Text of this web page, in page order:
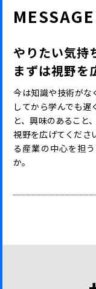
やりたい気持
まずは視野を
今は知識や技術がな
してから学んでも
と、興味のあること
視野を広げてくださ
る産業の中心を担
か。